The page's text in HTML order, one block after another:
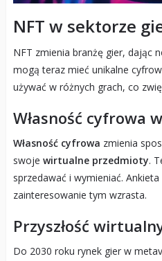
NFT w sektorze
NFT zmienia branżę gier, dając
mogą teraz mieć unikalne
używać w różnych grach, co
Własność cyfrowa
Własność cyfrowa zmienia
swoje wirtualne przedmioty.
sprzedawać i wymieniać.
zainteresowanie tym wzrasta.
Przyszłość
Do 2030 roku rynek gier w